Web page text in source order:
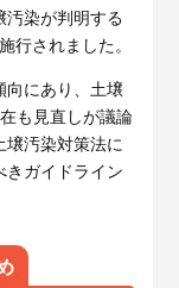
スサイトを見る
”ありがとう”をカ
タチに。
を簡便に構築でき
す。
汚染が判明する
行されました。
向にあり、土壌
も見直しが議論
汚染対策法に
きガイドライン